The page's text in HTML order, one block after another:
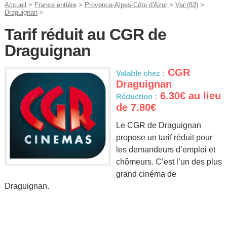
Accueil > France entière> Provence-Alpes-Côte d'Azur> Var (83)>
Draguignan>
Tarif réduit au CGR de
Draguignan
Valable chez : CGR
Draguignan
Réduction : 6.30€ au lieu
de 7.80€
Le CGR de Draguignan
propose un tarif réduit pour
les demandeurs d’emploi et
chômeurs. C’est l’un des plus
grand cinéma de
Draguignan.